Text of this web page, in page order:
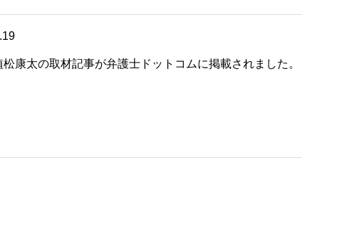
康太の取材記事が弁護士ドットコムに掲載されました。